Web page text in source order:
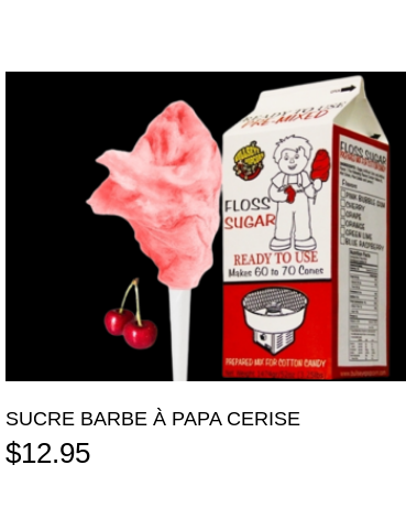
SUCRE BARBE À PAPA CERISE
$12.95